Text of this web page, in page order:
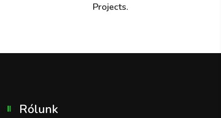
Projects.
Rólunk